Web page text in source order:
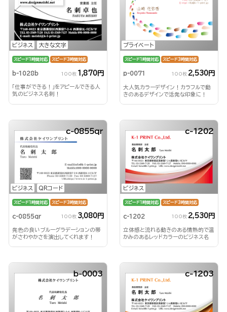
ビジネス 大きな文字
スピード1時間対応 スピード3時間対応
b-1028b 100枚 1,870円
「仕事ができる！」をアピールできる人
気のビジネス名刺！
プライベート
スピード1時間対応 スピード3時間対応
p-0071 100枚 2,530円
大人気カラーデザイン！カラフルで動
きのあるデザインで活発な印象に！
ビジネス QRコード
c-0855qr
スピード1時間対応 スピード3時間対応
c-0855qr 100枚 3,080円
発色の良いブルーグラデーションの帯
がさわやかさを演出してくれます！
ビジネス
c-1202
スピード1時間対応 スピード3時間対応
c-1202 100枚 2,530円
立体感と流れる動きのある情熱的で温
かみのあるレッドカラーのビジネス名
b-0003 c-1203